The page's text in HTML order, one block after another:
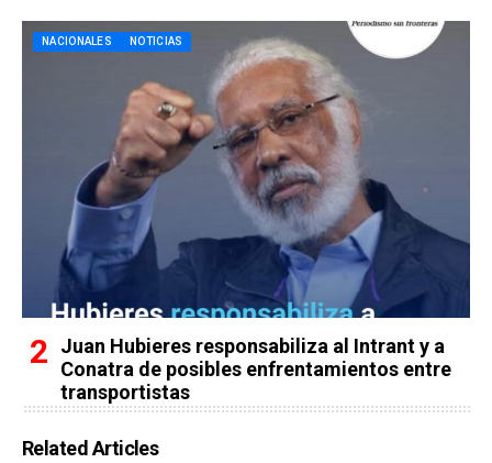
NACIONALES NOTICIAS
Juan Hubieres responsabiliza al Intrant y a
Conatra de posibles enfrentamientos entre
transportistas
Related Articles